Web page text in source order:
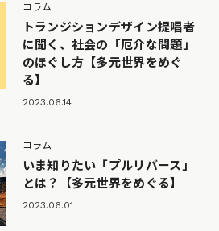
コラム
トランジションデザイン提唱者
に聞く、社会の「厄介な問題」
のほぐし方【多元世界をめぐ
る】
2023.06.14
コラム
いま知りたい「プルリバース」
とは？【多元世界をめぐる】
2023.06.01